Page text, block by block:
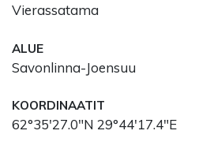
Vierassatama
ALUE
Savonlinna-Joensuu
KOORDINAATIT
62°35'27.0"N 29°44'17.4"E